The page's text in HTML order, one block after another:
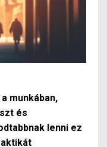
munkában,
és
lenni ez